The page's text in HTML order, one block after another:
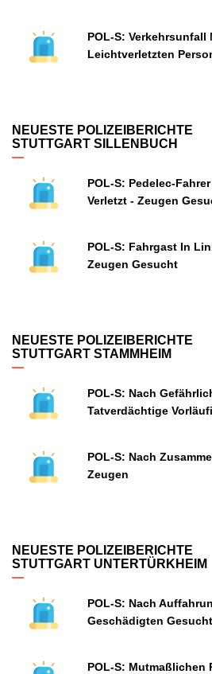
POL-S: Verkehrsunfall
Leichtverletzten
NEUESTE POLIZEIBERICHTE
STUTTGART SILLENBUCH
POL-S: Pedelec-
Verletzt - Zeugen
POL-S: Fahrgast In
Zeugen Gesucht
NEUESTE POLIZEIBERICHTE
STUTTGART STAMMHEIM
POL-S: Nach
Tatverdächtige
POL-S: Nach
Zeugen
NEUESTE POLIZEIBERICHTE
STUTTGART UNTERTÜRKHEIM
POL-S: Nach
Geschädigten Gesucht
POL-S: Mutmaßlichen